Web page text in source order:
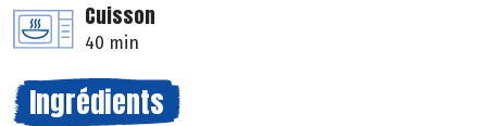
Cuisson
40 min
Ingrédients